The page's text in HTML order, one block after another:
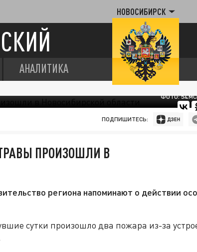
НОВОСИБИРСК
АНАЛИТИКА
ФОТО:
ПОДПИШИТЕСЬ:
ПРОИЗОШЛИ В
региона напоминают о действии
сутки произошло два пожара из-за